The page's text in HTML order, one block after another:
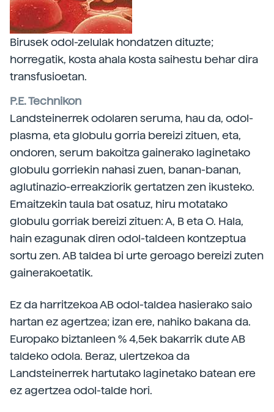
Birusek odol-zelulak hondatzen dituzte;
horregatik, kosta ahala kosta saihestu behar dira
transfusioetan.
P.E. Technikon
Landsteinerrek odolaren seruma, hau da, odol-
plasma, eta globulu gorria bereizi zituen, eta,
ondoren, serum bakoitza gainerako laginetako
globulu gorriekin nahasi zuen, banan-banan,
aglutinazio-erreakziorik gertatzen zen ikusteko.
Emaitzekin taula bat osatuz, hiru motatako
globulu gorriak bereizi zituen: A, B eta O. Hala,
hain ezagunak diren odol-taldeen kontzeptua
sortu zen. AB taldea bi urte geroago bereizi zuten
gainerakoetatik.
Ez da harritzekoa AB odol-taldea hasierako saio
hartan ez agertzea; izan ere, nahiko bakana da.
Europako biztanleen % 4,5ek bakarrik dute AB
taldeko odola. Beraz, ulertzekoa da
Landsteinerrek hartutako laginetako batean ere
ez agertzea odol-talde hori.